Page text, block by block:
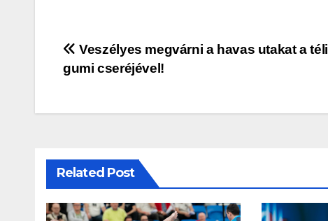
Bejegyzés
navigáció
Veszélyes megvárni a havas utakat a téli
gumi cseréjével!
Related Post